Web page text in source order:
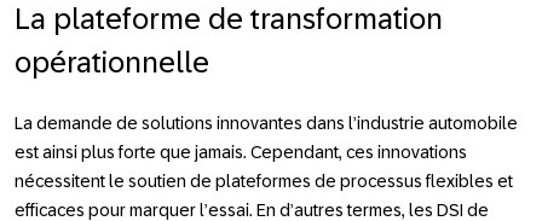
La plateforme de transformation
opérationnelle
La demande de solutions innovantes dans l’industrie automobile
est ainsi plus forte que jamais. Cependant, ces innovations
nécessitent le soutien de plateformes de processus flexibles et
efficaces pour marquer l’essai. En d’autres termes, les DSI de